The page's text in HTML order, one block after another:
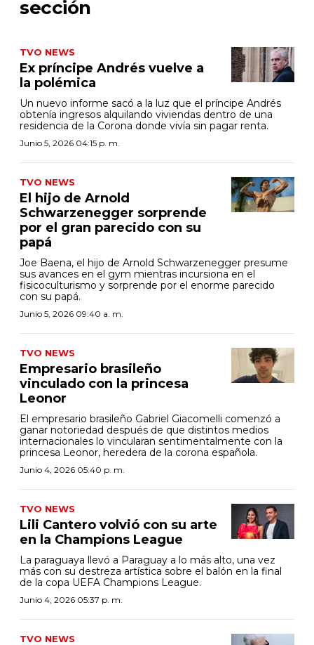
sección
TVO NEWS
Ex príncipe Andrés vuelve a
la polémica
Un nuevo informe sacó a la luz que el príncipe Andrés
obtenía ingresos alquilando viviendas dentro de una
residencia de la Corona donde vivía sin pagar renta.
Junio 5, 2026 04:15 p. m.
TVO NEWS
El hijo de Arnold
Schwarzenegger sorprende
por el gran parecido con su
papá
Joe Baena, el hijo de Arnold Schwarzenegger presume
sus avances en el gym mientras incursiona en el
fisicoculturismo y sorprende por el enorme parecido
con su papá.
Junio 5, 2026 09:40 a. m.
TVO NEWS
Empresario brasileño
vinculado con la princesa
Leonor
El empresario brasileño Gabriel Giacomelli comenzó a
ganar notoriedad después de que distintos medios
internacionales lo vincularan sentimentalmente con la
princesa Leonor, heredera de la corona española.
Junio 4, 2026 05:40 p. m.
TVO NEWS
Lili Cantero volvió con su arte
en la Champions League
La paraguaya llevó a Paraguay a lo más alto, una vez
más con su destreza artística sobre el balón en la final
de la copa UEFA Champions League.
Junio 4, 2026 05:37 p. m.
TVO NEWS